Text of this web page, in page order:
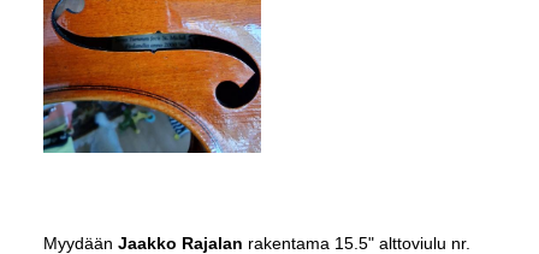
Myydään Jaakko Rajalan rakentama 15.5" alttoviulu nr.